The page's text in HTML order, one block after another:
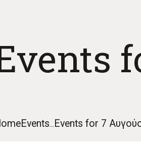
Events... Events for 7